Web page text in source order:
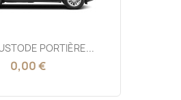
PORTIÈRE...
0,00 €